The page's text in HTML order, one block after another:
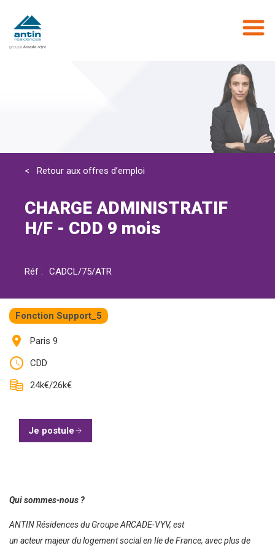
contenu
principal
< Retour aux offres d’emploi
CHARGE ADMINISTRATIF
H/F - CDD 9 mois
Réf : CADCL/75/ATR
Fonction Support_5
Paris 9
CDD
24k€/26k€
Je postule
Qui sommes-nous ?
ANTIN Résidences du Groupe ARCADE-VYV, est
un acteur majeur du logement social en Ile de France, avec plus de